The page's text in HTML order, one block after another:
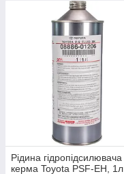
Рідина гідропідсилювача
керма Toyota PSF-EH, 1л